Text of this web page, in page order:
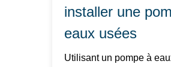
installer une
eaux usées
Utilisant un pompe à eaux